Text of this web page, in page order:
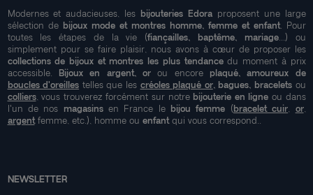
Modernes et audacieuses, les bijouteries Edoraproposent une large
sélection de bijoux mode et montres homme, femme et enfant. Pour
toutes les étapes de la vie (fiançailles, baptême, mariage...) ou
simplement pour se faire plaisir, nous avons à cœur de proposer les
collections de bijoux et montres les plus tendancedu moment à prix
accessible. Bijoux en argent, orou encore plaqué, amoureux de
boucles d'oreilles telles que les créoles plaqué or, bagues, braceletsou
colliers, vous trouverez forcément sur notre bijouterie en ligne ou dans
l'un de nos magasinsen France le bijou femme (bracelet cuir or,
argentfemme, etc.), homme ou enfantqui vous correspond..
NEWSLETTER